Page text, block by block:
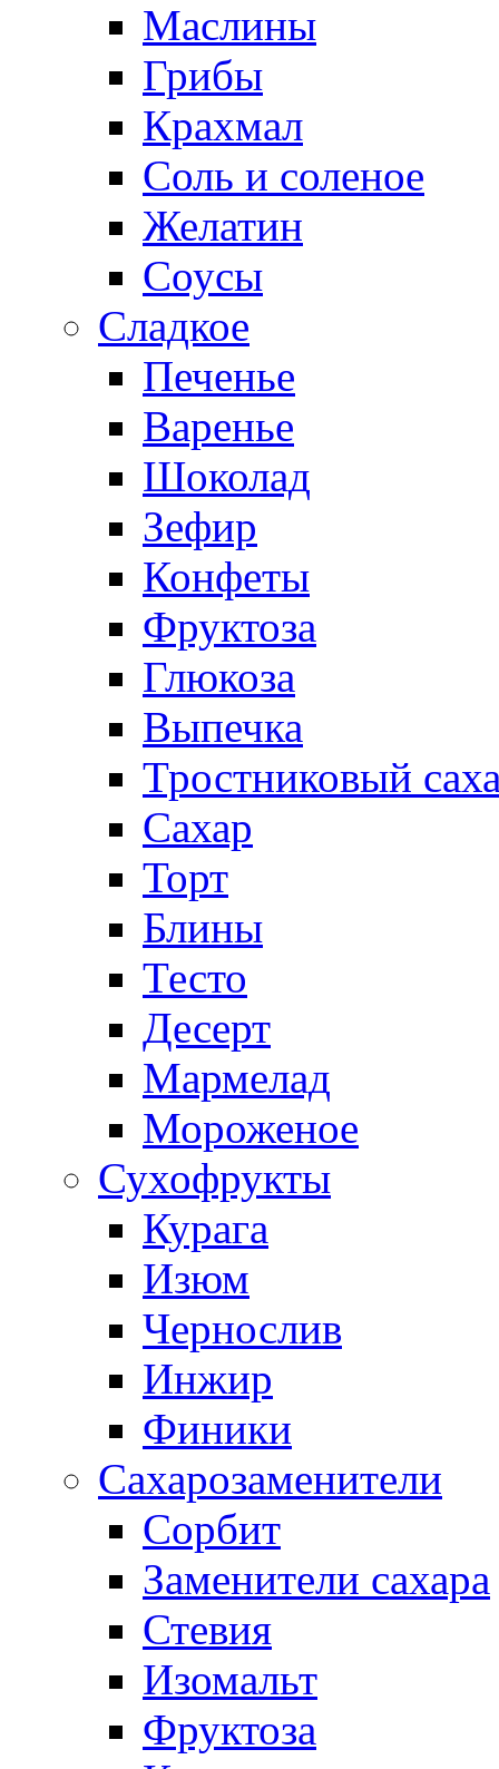
Маслины
Грибы
Крахмал
Соль и соленое
Желатин
Соусы
Сладкое
Печенье
Варенье
Шоколад
Зефир
Конфеты
Фруктоза
Глюкоза
Выпечка
Тростниковый
Сахар
Торт
Блины
Тесто
Десерт
Мармелад
Мороженое
Сухофрукты
Курага
Изюм
Чернослив
Инжир
Финики
Сахарозаменители
Сорбит
Заменители сахара
Стевия
Изомальт
Фруктоза